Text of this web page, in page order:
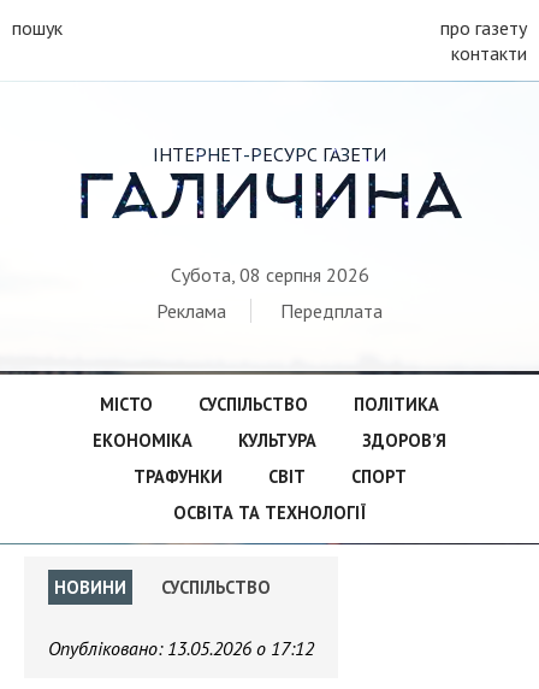
пошук
про газету
контакти
ІНТЕРНЕТ-РЕСУРС ГАЗЕТИ
ГАЛИЧИНА
Субота, 08 серпня 2026
Реклама
Передплата
МІСТО СУСПІЛЬСТВО
ПОЛІТИКА
ЕКОНОМІКА
КУЛЬТУРА
ЗДОРОВ’Я
ТРАФУНКИ
СВІТ
СПОРТ
ОСВІТА ТА ТЕХНОЛОГІЇ
НОВИНИ СУСПІЛЬСТВО
Опубліковано: 13.05.2026 о 17:12